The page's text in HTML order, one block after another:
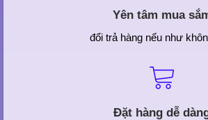
Yên tâm mua
đổi trả hàng nếu như
Đặt hàng dễ